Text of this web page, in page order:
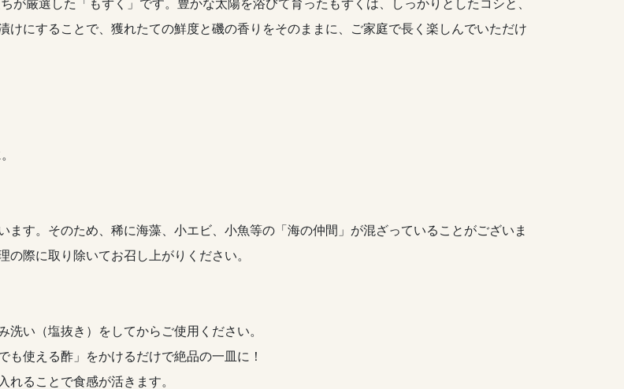
が厳選した「もずく」です。豊かな太陽を浴びて育ったもずくは、しっかりとしたコシと、
にすることで、獲れたての鮮度と磯の香りをそのままに、ご家庭で長く楽しんでいただけ
す。そのため、稀に海藻、小エビ、小魚等の「海の仲間」が混ざっていることがございま
際に取り除いてお召し上がりください。
い（塩抜き）をしてからご使用ください。
使える酢」をかけるだけで絶品の一皿に！
れることで食感が活きます。